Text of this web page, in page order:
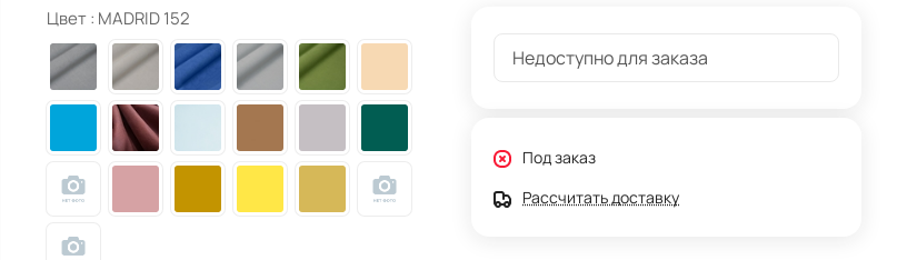
Цвет : MADRID 152
Недоступно для заказа
Под заказ
Рассчитать доставку